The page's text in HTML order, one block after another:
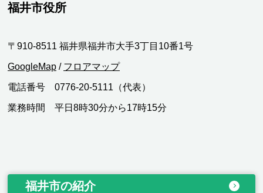
福井市役所
〒910-8511 福井県福井市大手3丁目10番1号
GoogleMap / フロアマップ
電話番号 0776-20-5111（代表）
業務時間 平日8時30分から17時15分
福井市の紹介